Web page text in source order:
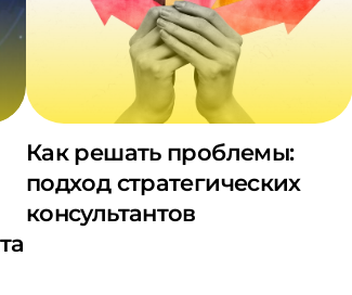
Как решать проблемы:
подход стратегических
консультантов